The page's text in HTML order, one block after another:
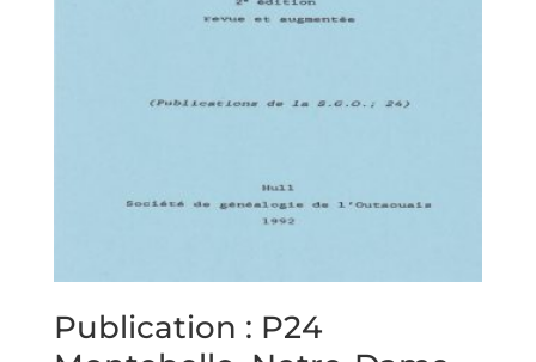
Publication : P24